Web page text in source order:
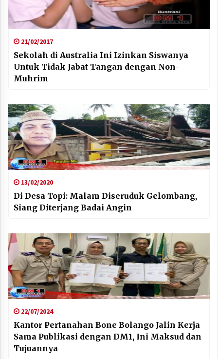
21/02/2017
Sekolah di Australia Ini Izinkan Siswanya
Untuk Tidak Jabat Tangan dengan Non-
Muhrim
13/02/2020
Di Desa Topi: Malam Diseruduk Gelombang,
Siang Diterjang Badai Angin
22/07/2024
Kantor Pertanahan Bone Bolango Jalin Kerja
Sama Publikasi dengan DM1, Ini Maksud dan
Tujuannya